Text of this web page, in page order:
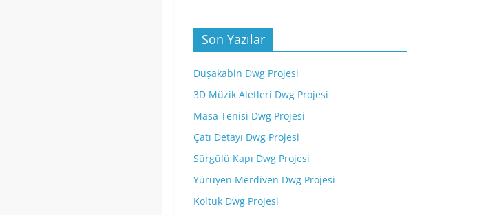
Son Yazılar
Duşakabin Dwg Projesi
3D Müzik Aletleri Dwg Projesi
Masa Tenisi Dwg Projesi
Çatı Detayı Dwg Projesi
Sürgülü Kapı Dwg Projesi
Yürüyen Merdiven Dwg Projesi
Koltuk Dwg Projesi